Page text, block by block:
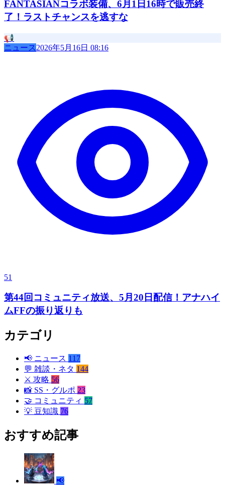
FANTASIANコラボ装備、6月1日16時で販売終
了！ラストチャンスを逃すな
📢
ニュース 2026年5月16日 08:16
51
第44回コミュニティ放送、5月20日配信！アナハイ
ムFFの振り返りも
カテゴリ
📢 ニュース 117
💬 雑談・ネタ 144
⚔️ 攻略 56
📸 SS・グルポ 23
🤝 コミュニティ 57
💡 豆知識 76
おすすめ記事
📢